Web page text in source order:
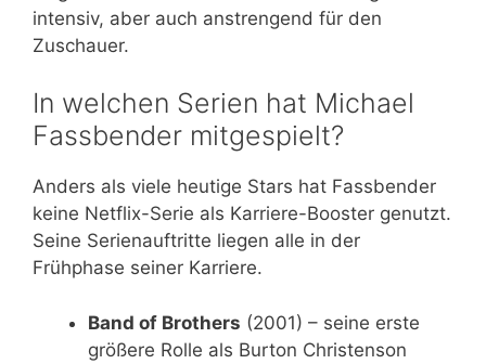
intensiv, aber auch anstrengend für den
Zuschauer.
In welchen Serien hat Michael
Fassbender mitgespielt?
Anders als viele heutige Stars hat Fassbender
keine Netflix-Serie als Karriere-Booster genutzt.
Seine Serienauftritte liegen alle in der
Frühphase seiner Karriere.
Band of Brothers (2001) – seine erste
größere Rolle als Burton Christenson